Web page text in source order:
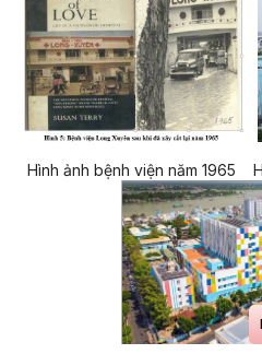
Hình ảnh bệnh viện năm 1965